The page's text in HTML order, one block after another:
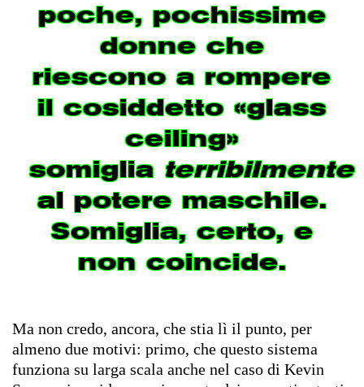
poche, pochissime
donne che
riescono a rompere
il cosiddetto «glass
ceiling»
somiglia terribilmente
al potere maschile.
Somiglia, certo, e
non coincide.
Ma non credo, ancora, che stia lì il punto, per
almeno due motivi: primo, che questo sistema
funziona su larga scala anche nel caso di Kevin